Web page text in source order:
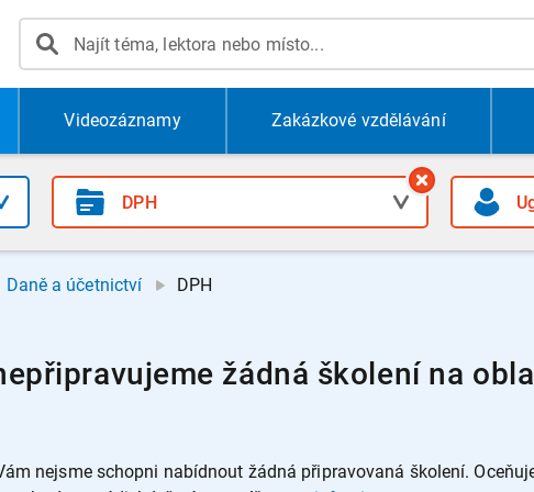
Videozáznamy Zakázkové vzdělávání
Daně a účetnictví DPH
žádná školení na
nejsme schopni nabídnout žádná připravovaná školení.